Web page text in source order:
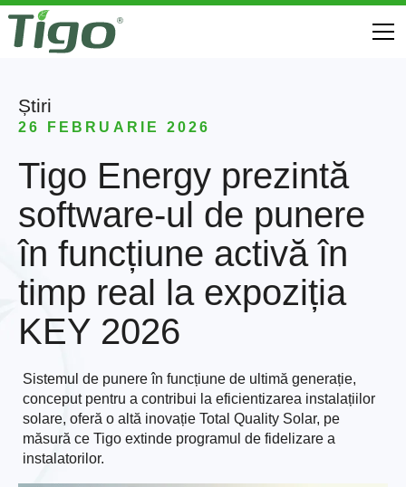
Știri
26 FEBRUARIE 2026
Tigo Energy prezintă
software-ul de punere
în funcțiune activă în
timp real la expoziția
KEY 2026
Sistemul de punere în funcțiune de ultimă generație,
conceput pentru a contribui la eficientizarea instalațiilor
solare, oferă o altă inovație Total Quality Solar, pe
măsură ce Tigo extinde programul de fidelizare a
instalatorilor.